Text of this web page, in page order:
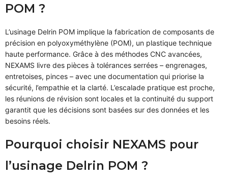
POM ?
L’usinage Delrin POM implique la fabrication de composants de
précision en polyoxyméthylène (POM), un plastique technique
haute performance. Grâce à des méthodes CNC avancées,
NEXAMS livre des pièces à tolérances serrées – engrenages,
entretoises, pinces – avec une documentation qui priorise la
sécurité, l’empathie et la clarté. L’escalade pratique est proche,
les réunions de révision sont locales et la continuité du support
garantit que les décisions sont basées sur des données et les
besoins réels.
Pourquoi choisir NEXAMS pour
l’usinage Delrin POM ?